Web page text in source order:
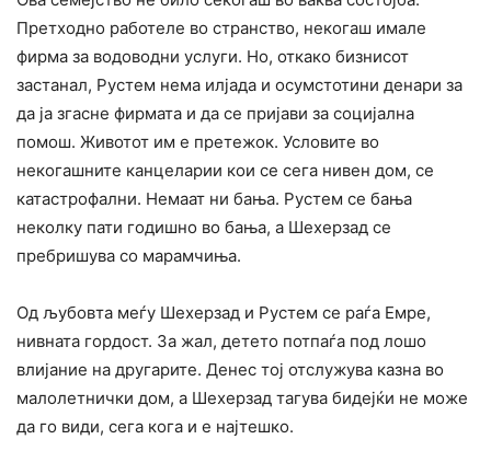
Претходно работеле во странство, некогаш имале
фирма за водоводни услуги. Но, откако бизнисот
застанал, Рустем нема илјада и осумстотини денари за
да ја згасне фирмата и да се пријави за социјална
помош. Животот им е претежок. Условите во
некогашните канцеларии кои се сега нивен дом, се
катастрофални. Немаат ни бања. Рустем се бања
неколку пати годишно во бања, а Шехерзад се
пребришува со марамчиња.
Од љубовта меѓу Шехерзад и Рустем се раѓа Емре,
нивната гордост. За жал, детето потпаѓа под лошо
влијание на другарите. Денес тој отслужува казна во
малолетнички дом, а Шехерзад тагува бидејќи не може
да го види, сега кога и е најтешко.